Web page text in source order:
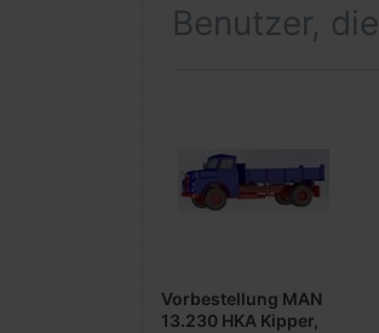
Benutzer,
Vorbestellung MAN
13.230 HKA Kipper,